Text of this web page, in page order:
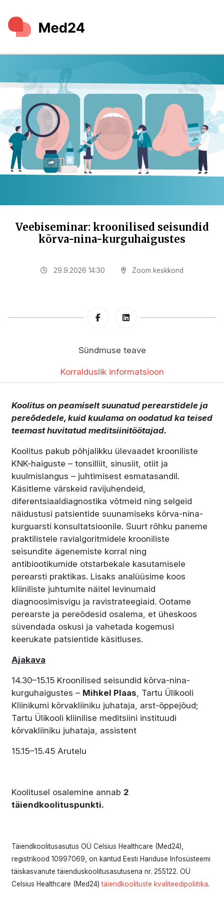
Veebiseminar: kroonilised seisundid
kõrva-nina-kurguhaigustes
29.9.2026 14:30 Zoom keskkond
Sündmuse teave
Korralduslik informatsioon
Koolitus on peamiselt suunatud perearstidele ja
pereõdedele, kuid kuulama on oodatud ka teised
teemast huvitatud meditsiinitöötajad.
Koolitus pakub põhjalikku ülevaadet krooniliste
KNK-haiguste – tonsilliit, sinusiit, otiit ja
kuulmislangus – juhtimisest esmatasandil.
Käsitleme värskeid ravijuhendeid,
diferentsiaaldiagnostika võtmeid ning selgeid
näidustusi patsientide suunamiseks kõrva-nina-
kurguarsti konsultatsioonile. Suurt rõhku paneme
praktilistele ravialgoritmidele krooniliste
seisundite ägenemiste korral ning
antibiootikumide otstarbekale kasutamisele
perearsti praktikas. Lisaks analüüsime koos
kliiniliste juhtumite näitel levinumaid
diagnoosimisvigu ja ravistrateegiaid. Ootame
perearste ja pereõdesid osalema, et üheskoos
süvendada oskusi ja vahetada kogemusi
keerukate patsientide käsitluses.
Ajakava
14.30–15.15 Kroonilised seisundid kõrva-nina-
kurguhaigustes – Mihkel Plaas, Tartu Ülikooli
Kliinikumi kõrvakliiniku juhataja, arst-õppejõud;
Tartu Ülikooli kliinilise meditsiini instituudi
kõrvakliiniku juhataja, assistent
15.15–15.45 Arutelu
Koolitusel osalemine annab 2
täiendkoolituspunkti.
Täiendkoolitusasutus OÜ Celsius Healthcare (Med24),
registrikood 10997069, on kantud Eesti Hariduse Infosüsteemi
täiskasvanute täienduskoolitusasutusena nr. 255122. OÜ
Celsius Healthcare (Med24)täiendkoolituste kvaliteedipoliitika.